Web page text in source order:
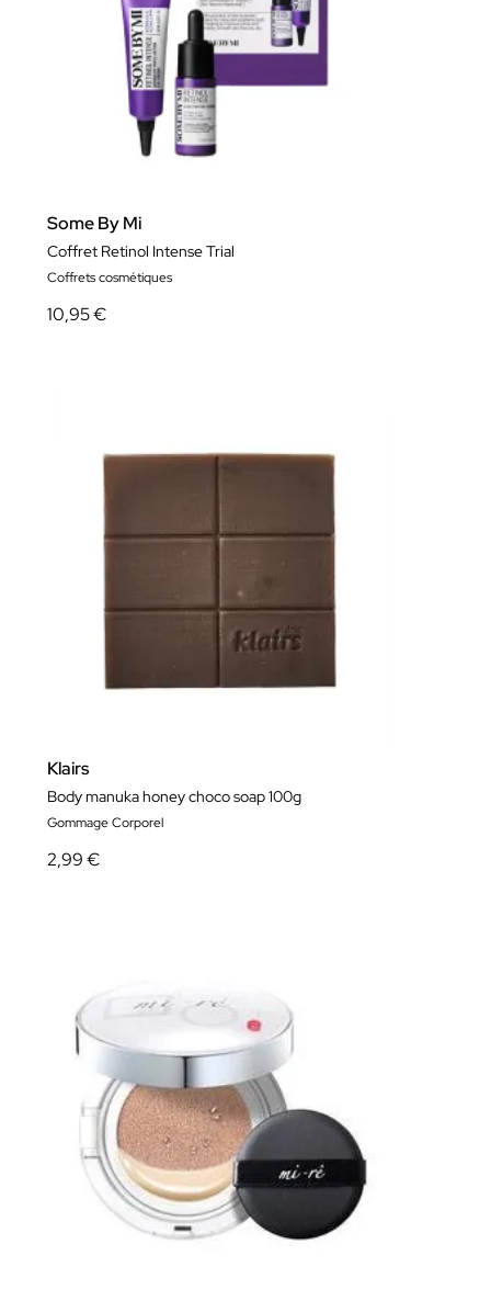
Some By Mi
Coffret Retinol Intense Trial
Coffrets cosmétiques
10,95 €
Klairs
Body manuka honey choco soap 100g
Gommage Corporel
2,99 €